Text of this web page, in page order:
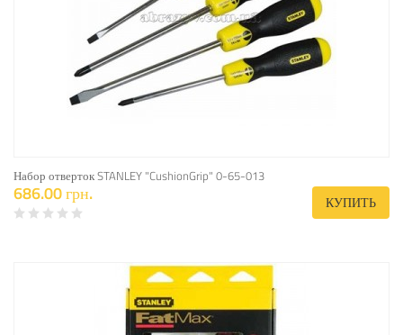
Набор отверток STANLEY "CushionGrip" 0-65-013
686.00 грн. КУПИТЬ